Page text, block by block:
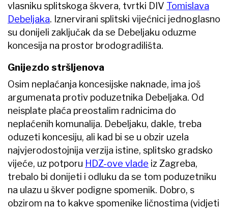
vlasniku splitskoga škvera, tvrtki DIV Tomislava
Debeljaka. Iznervirani splitski vijećnici jednoglasno
su donijeli zaključak da se Debeljaku oduzme
koncesija na prostor brodogradilišta.
Gnijezdo stršljenova
Osim neplaćanja koncesijske naknade, ima još
argumenata protiv poduzetnika Debeljaka. Od
neisplate plaća preostalim radnicima do
neplaćenih komunalija. Debeljaku, dakle, treba
oduzeti koncesiju, ali kad bi se u obzir uzela
najvjerodostojnija verzija istine, splitsko gradsko
vijeće, uz potporu HDZ-ove vlade iz Zagreba,
trebalo bi donijeti i odluku da se tom poduzetniku
na ulazu u škver podigne spomenik. Dobro, s
obzirom na to kakve spomenike ličnostima (vidjeti